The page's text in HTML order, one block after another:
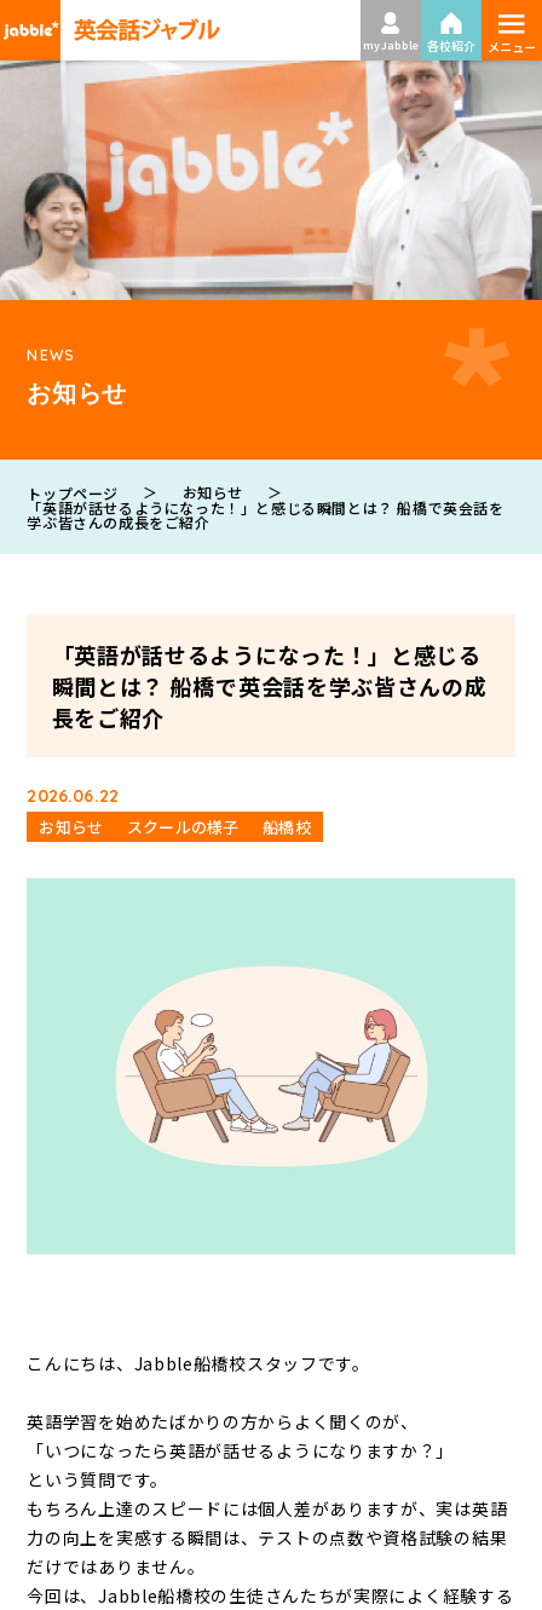
my Jabble 各校紹介 ≡
メニュー
NEWS
お知らせ
トップページ ＞ お知らせ ＞
「英語が話せるようになった！」と感じる瞬間とは？ 船橋で英会話を
学ぶ皆さんの成長をご紹介
「英語が話せるようになった！」と感じる
瞬間とは？ 船橋で英会話を学ぶ皆さんの成
長をご紹介
2026.06.22
お知らせ スクールの様子 船橋校
こんにちは、Jabble船橋校スタッフです。
英語学習を始めたばかりの方からよく聞くのが、
「いつになったら英語が話せるようになりますか？」
という質問です。
もちろん上達のスピードには個人差がありますが、実は英語
力の向上を実感する瞬間は、テストの点数や資格試験の結果
だけではありません。
今回は、Jabble船橋校の生徒さんたちが実際によく経験する